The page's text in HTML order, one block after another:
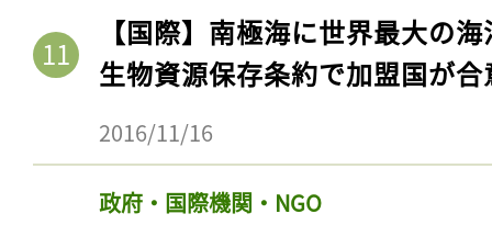
【国際】南極海に世界最大の
生物資源保存条約で加盟国が合
2016/11/16
政府・国際機関・NGO